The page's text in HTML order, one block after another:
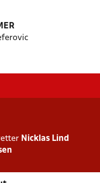
Nicklas Lind